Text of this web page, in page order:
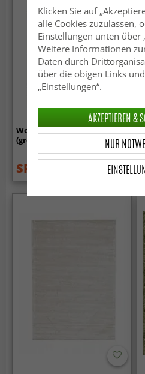
Wollteppich - Coastal
(greige)
SFr. 34.99 SFr. 48.99
Klicken Sie auf
alle Cookies zuzulassen,
Einstellungen unten über
Weitere Informationen
Daten durch
über die obigen Links
„Einstellungen“.
NUR
AKZEPTIEREN &